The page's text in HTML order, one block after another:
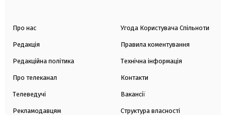
Про нас
Редакція
Редакційна політика
Про телеканал
Телеведучі
Рекламодавцям
Угода Користувача Спільноти
Правила коментування
Технічна інформація
Контакти
Вакансії
Структура власності